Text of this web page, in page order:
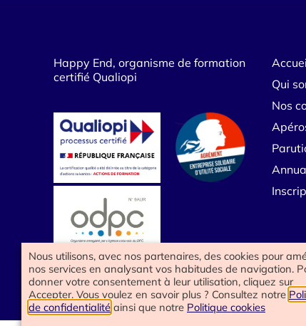
Happy End, organisme de formation
certifié Qualiopi
Qui
Nos
Nous utilisons, avec nos partenaires, des cookies pour
nos services en analysant vos habitudes de navigation.
donner votre consentement à leur utilisation, cliquez sur
Accepter. Vous voulez en savoir plus ? Consultez notre
de confidentialité ainsi que notre Politique cookies